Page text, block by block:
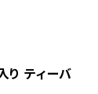
り ティーバ